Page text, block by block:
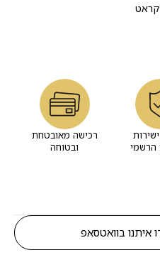
הרשמי
רכישה מאובטחת
ובטוחה
איתנו בוואטסאפ